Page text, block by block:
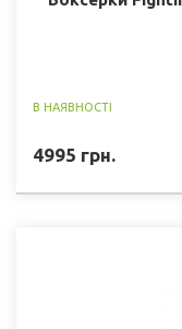
В НАЯВНОСТІ
4995 грн.